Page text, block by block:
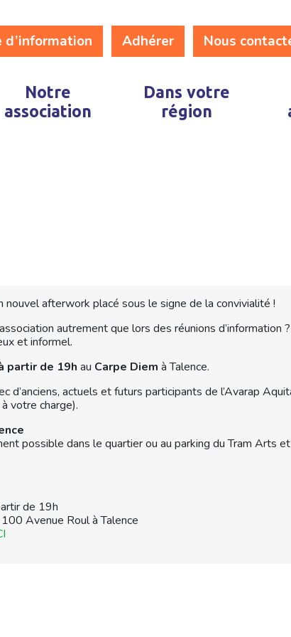
d’information Adhérer Nous
Notre
association
Dans votre
région
nouvel afterwork placé sous le signe de la convivialité !
autrement que lors des réunions d’information
et informel.
partir de 19h au Carpe Diem à Talence.
d’anciens, actuels et futurs participants de l’Avarap
votre charge).
possible dans le quartier ou au parking du Tram Arts
de 19h
Avenue Roul à Talence